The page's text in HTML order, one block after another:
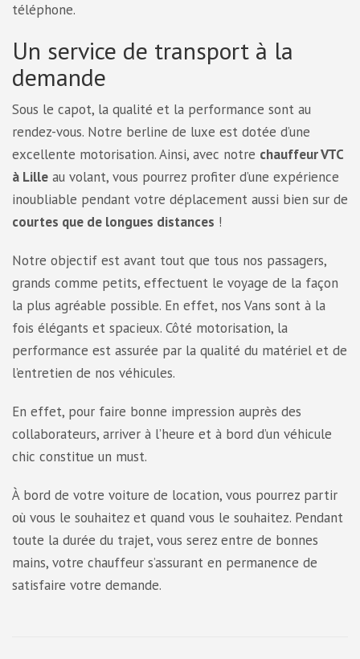
téléphone.
Un service de transport à la
demande
Sous le capot, la qualité et la performance sont au
rendez-vous. Notre berline de luxe est dotée d’une
excellente motorisation. Ainsi, avec notre chauffeur VTC
à Lille au volant, vous pourrez profiter d’une expérience
inoubliable pendant votre déplacement aussi bien sur de
courtes que de longues distances !
Notre objectif est avant tout que tous nos passagers,
grands comme petits, effectuent le voyage de la façon
la plus agréable possible. En effet, nos Vans sont à la
fois élégants et spacieux. Côté motorisation, la
performance est assurée par la qualité du matériel et de
l’entretien de nos véhicules.
En effet, pour faire bonne impression auprès des
collaborateurs, arriver à l’heure et à bord d’un véhicule
chic constitue un must.
À bord de votre voiture de location, vous pourrez partir
où vous le souhaitez et quand vous le souhaitez. Pendant
toute la durée du trajet, vous serez entre de bonnes
mains, votre chauffeur s’assurant en permanence de
satisfaire votre demande.